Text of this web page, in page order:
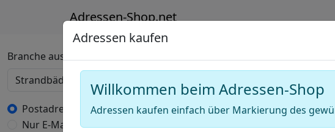
Adressen-Shop.net
Branche auswählen
Postadressen
Nur E-Mail-Adressen
Deutschland Karte für
+
−
Adressen kaufen
Willkommen beim Adressen-Shop
Adressen kaufen einfach über Markierung des